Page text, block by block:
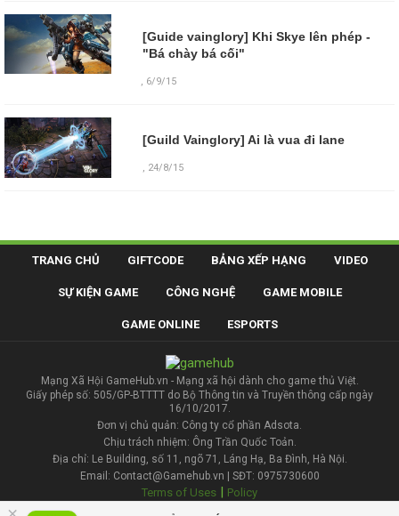
[Guide vainglory] Khi Skye lên phép -
"Bá chày bá cối"
, 6/9/15
[Guild Vainglory] Ai là vua đi lane
, 24/8/15
TRANG CHỦ GIFTCODE BẢNG XẾP HẠNG VIDEO
SỰ KIỆN GAME CÔNG NGHỆ GAME MOBILE
GAME ONLINE ESPORTS
Mạng Xã Hội GameHub.vn - Mạng xã hội dành cho game thủ Việt.
Giấy phép số: 505/GP-BTTTT do Bộ Thông tin và Truyền thông cấp ngày
16/10/2017.
Đơn vị chủ quản: Công ty cổ phần Adsota.
Chịu trách nhiệm: Ông Trần Quốc Toản.
Địa chỉ: Le Building, số 11, ngõ 71, Láng Hạ, Ba Đình, Hà Nội.
Email: Contact@Gamehub.vn | SĐT: 0975730600
Terms of Uses | Policy